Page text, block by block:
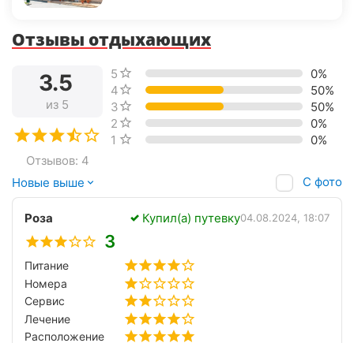
Отзывы отдыхающих
3.5
из 5
Отзывов: 4
5 звёзд
0%
4 звезды
50%
3 звезды
50%
2 звезды
0%
1 звезда
0%
Новые выше С фото
Роза Купил(а) путевку04.08.2024, 18:07
3
Питание
Номера
Сервис
Лечение
Расположение